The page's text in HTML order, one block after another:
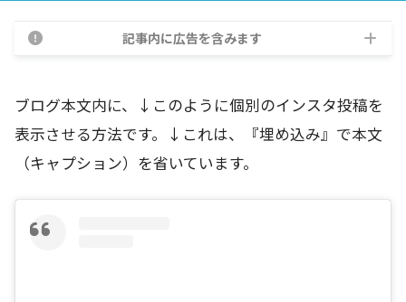
記事内に広告を含みます
ブログ本文内に、↓このように個別のインスタ投稿を
表示させる方法です。↓これは、『埋め込み』で本文
（キャプション）を省いています。